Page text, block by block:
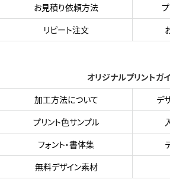
お見積り依頼方法
リピート注文
オリジナルプリントガ
加工方法について
デ
プリント色サンプル
フォント・書体集
無料デザイン素材